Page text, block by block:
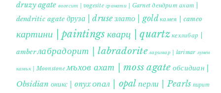
druzy agate вогесит | vogesite гранати | Garnet дендрит ахат |
dendritic agate друза | druse злато | gold камея | cameo
картини | paintings кварц | quartzкехлибар |
amberлабрадорит | labradorite ларимар | larimar лунен
камък | Moonstone мъхов ахат | moss agate обсидиан |
Obsidian оникс | onyxопал | opal перли | Pearls пирит |